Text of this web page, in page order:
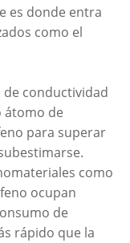
es donde entra
como el
de conductividad
átomo de
para superar
como
ocupan
de
rápido que la